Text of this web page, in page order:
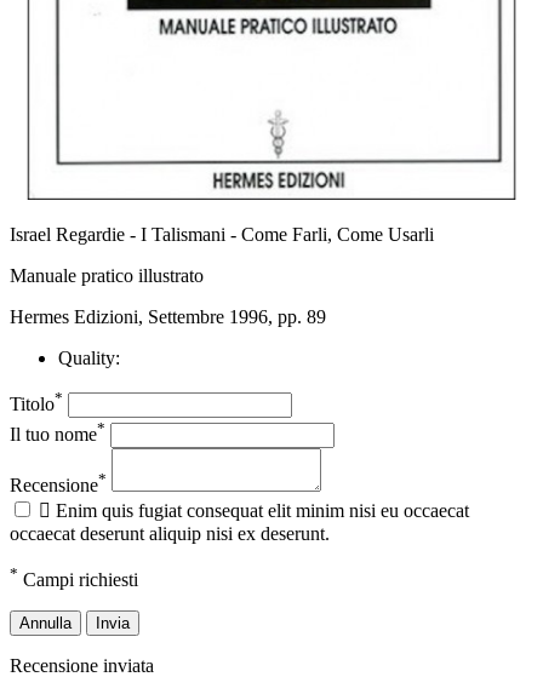
Israel Regardie - I Talismani - Come Farli, Come Usarli
Manuale pratico illustrato
Hermes Edizioni, Settembre 1996, pp. 89
Quality:
Titolo*
Il tuo nome*
Recensione*
 Enim quis fugiat consequat elit minim nisi eu occaecat
occaecat deserunt aliquip nisi ex deserunt.
* Campi richiesti
Annulla Invia
Recensione inviata